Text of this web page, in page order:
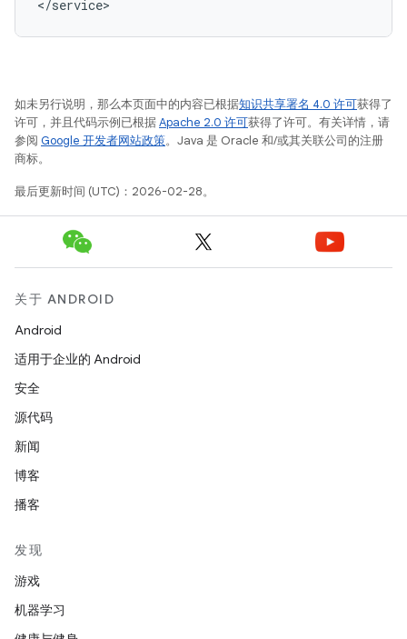
如未另行说明，那么本页面中的内容已根据知识共享署名 4.0 许可获得了
许可，并且代码示例已根据Apache 2.0 许可获得了许可。有关详情，请
参阅 Google 开发者网站政策。Java 是 Oracle 和/或其关联公司的注册
商标。
最后更新时间 (UTC)：2026-02-28。
关于 ANDROID
Android
适用于企业的 Android
安全
源代码
新闻
博客
播客
发现
游戏
机器学习